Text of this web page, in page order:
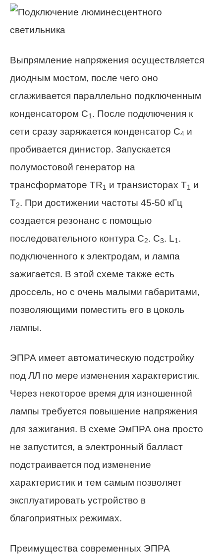
Выпрямление напряжения осуществляется
диодным мостом, после чего оно
сглаживается параллельно подключенным
конденсатором С1 . После подключения к
сети сразу заряжается конденсатор С4 и
пробивается динистор. Запускается
полумостовой генератор на
трансформаторе TR1 и транзисторах Т1 и
Т2. При достижении частоты 45-50 кГц
создается резонанс c помощью
последовательного контура С2. С3. L1 .
подключенного к электродам, и лампа
зажигается. В этой схеме также есть
дроссель, но с очень малыми габаритами,
позволяющими поместить его в цоколь
лампы.
ЭПРА имеет автоматическую подстройку
под ЛЛ по мере изменения характеристик.
Через некоторое время для изношенной
лампы требуется повышение напряжения
для зажигания. В схеме ЭмПРА она просто
не запустится, а электронный балласт
подстраивается под изменение
характеристик и тем самым позволяет
эксплуатировать устройство в
благоприятных режимах.
Преимущества современных ЭПРА